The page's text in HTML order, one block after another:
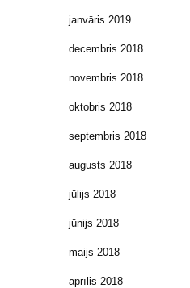
janvāris 2019
decembris 2018
novembris 2018
oktobris 2018
septembris 2018
augusts 2018
jūlijs 2018
jūnijs 2018
maijs 2018
aprīlis 2018